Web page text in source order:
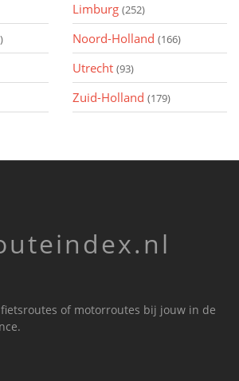
Limburg (252)
Noord-Holland (166)
Utrecht (93)
Zuid-Holland (179)
of motorroutes bij jouw in de